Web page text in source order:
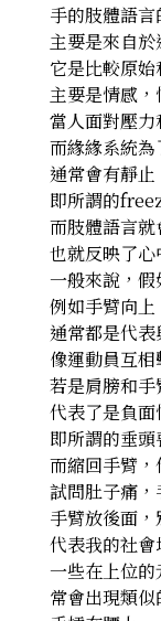
手的肢體語
主要是來自於
它是比較原
主要是情感
當人面對壓
而緣緣系統
通常會有靜
即所謂的
而肢體語言
也就反映了
一般來說，
例如手臂向
通常都是代
像運動員互
若是肩膀和
代表了是負
即所謂的垂頭
而縮回手臂
試問肚子痛，
手臂放後面
代表我的社
一些在上位
常會出現類似